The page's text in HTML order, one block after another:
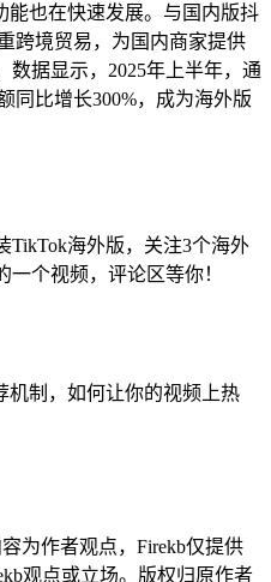
能也在快速发展。与国内版抖
跨境贸易，为国内商家提供
数据显示，2025年上半年，通
同比增长300%，成为海外版
TikTok海外版，关注3个海外
个视频，评论区等你！
机制，如何让你的视频上热
为作者观点，Firekb仅提供
观点或立场。版权归原作者